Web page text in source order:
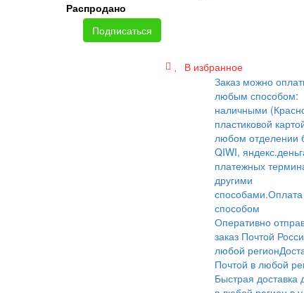
Распродано
Подписаться
В избранное
Заказ можно
любым способом:
наличными
пластиковой
любом отделении
QIWI,
платежных
другими
способами.
способом
Оперативно
заказ Почтой
любой регион
Почтой в любой
Быстрая доставка